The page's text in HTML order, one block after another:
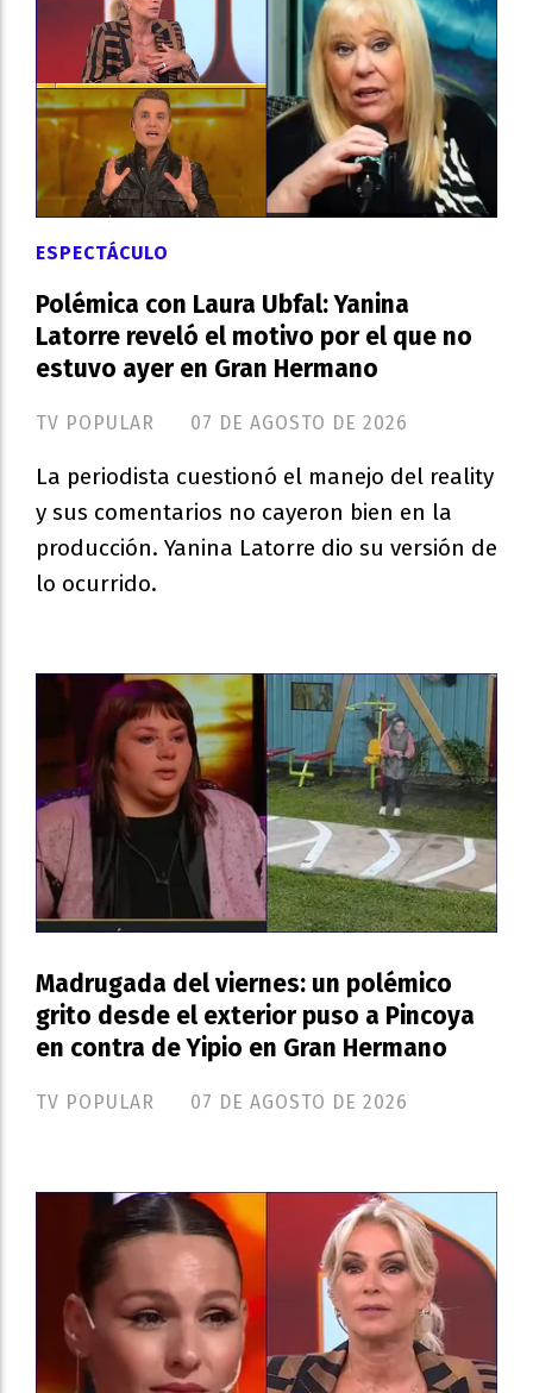
Polémica con Laura Ubfal: Yanina
Latorre reveló el motivo por el que no
estuvo ayer en Gran Hermano
TV POPULAR
ESPECTÁCULO
07 DE AGOSTO DE 2026
La periodista cuestionó el manejo del reality
y sus comentarios no cayeron bien en la
producción. Yanina Latorre dio su versión de
lo ocurrido.
Madrugada del viernes: un polémico
grito desde el exterior puso a Pincoya
en contra de Yipio en Gran Hermano
TV POPULAR 07 DE AGOSTO DE 2026